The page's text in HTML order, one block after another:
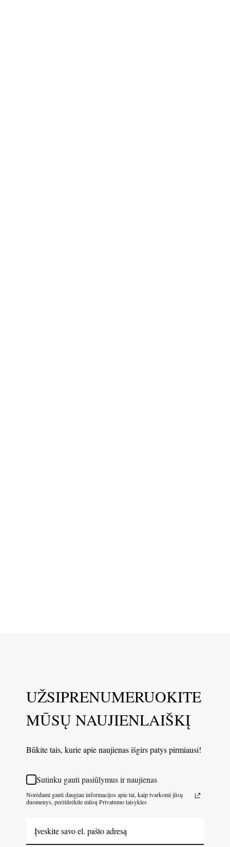
UŽSIPRENUMERUOKITE
MŪSŲ NAUJIENLAIŠKĮ
Būkite tais, kurie apie naujienas išgirs patys pirmiausi!
Sutinku gauti pasiūlymus ir naujienas
Norėdami gauti daugiau informacijos apie tai, kaip tvarkomi jūsų
duomenys, peržiūrėkite mūsų Privatumo taisykles